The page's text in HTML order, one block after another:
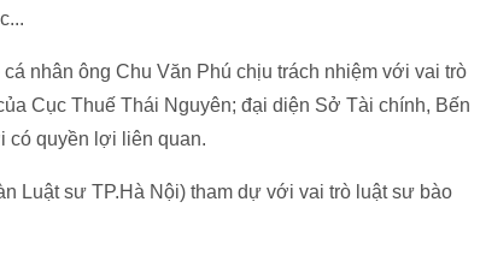
nhân ông Chu Văn Phú chịu trách nhiệm với vai trò
Cục Thuế Thái Nguyên; đại diện Sở Tài chính, Bến
có quyền lợi liên quan.
Luật sư TP.Hà Nội) tham dự với vai trò luật sư bào